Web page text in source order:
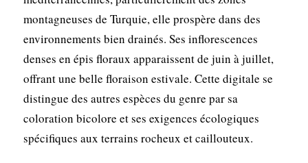
montagneuses de Turquie, elle prospère dans des
environnements bien drainés. Ses inflorescences
denses en épis floraux apparaissent de juin à juillet,
offrant une belle floraison estivale. Cette digitale se
distingue des autres espèces du genre par sa
coloration bicolore et ses exigences écologiques
spécifiques aux terrains rocheux et caillouteux.